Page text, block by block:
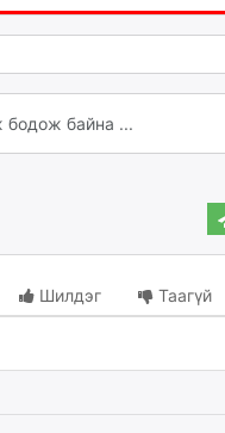
Шилдэг Таагүй